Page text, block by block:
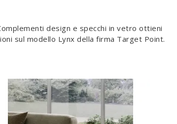
design e specchi in vetro ottieni
sul modello Lynx della firma Target Point.